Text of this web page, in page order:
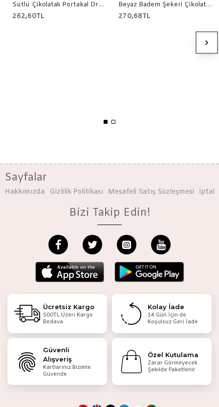
Sütlü Çikolatalı Portakal Draje 500 gr
262,60TL
Beyaz Badem Şekeri Çikolata 500 gr
270,68TL
Sayfalar
Hakkımızda Gizlilik Politikası Mesafeli Satış Sözleşmesi İptal
Bizi Takip Edin!
Ücretsiz Kargo
500TL Üzeri Kargo
Bedava
Kolay İade
14 Gün İçin de
Koşulsuz Geri İade
Güvenli
Alışveriş
Kartlarınız Bizimle
Güvende
Özel Kutulama
Zarar Görmeyecek
Şekilde Paketlenir